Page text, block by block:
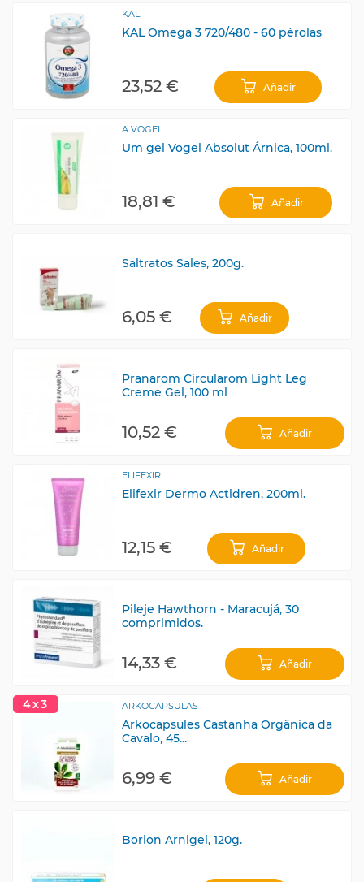
KAL
KAL Omega 3 720/480 - 60 pérolas
23,52 € Añadir
A VOGEL
Um gel Vogel Absolut Árnica, 100ml.
18,81 € Añadir
Saltratos Sales, 200g.
6,05 € Añadir
Pranarom Circularom Light Leg
Creme Gel, 100 ml
10,52 € Añadir
ELIFEXIR
Elifexir Dermo Actidren, 200ml.
12,15 € Añadir
Pileje Hawthorn - Maracujá, 30
comprimidos.
14,33 € Añadir
4x3 ARKOCAPSULAS
Arkocapsules Castanha Orgânica da
Cavalo, 45...
6,99 € Añadir
Borion Arnigel, 120g.